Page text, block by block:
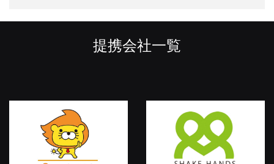
提携会社一覧